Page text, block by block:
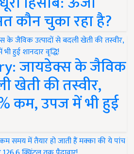
कौन चुका रहा है?
जायडेक्स के जैविक
खेती की तस्वीर,
कम, उपज में भी हुई